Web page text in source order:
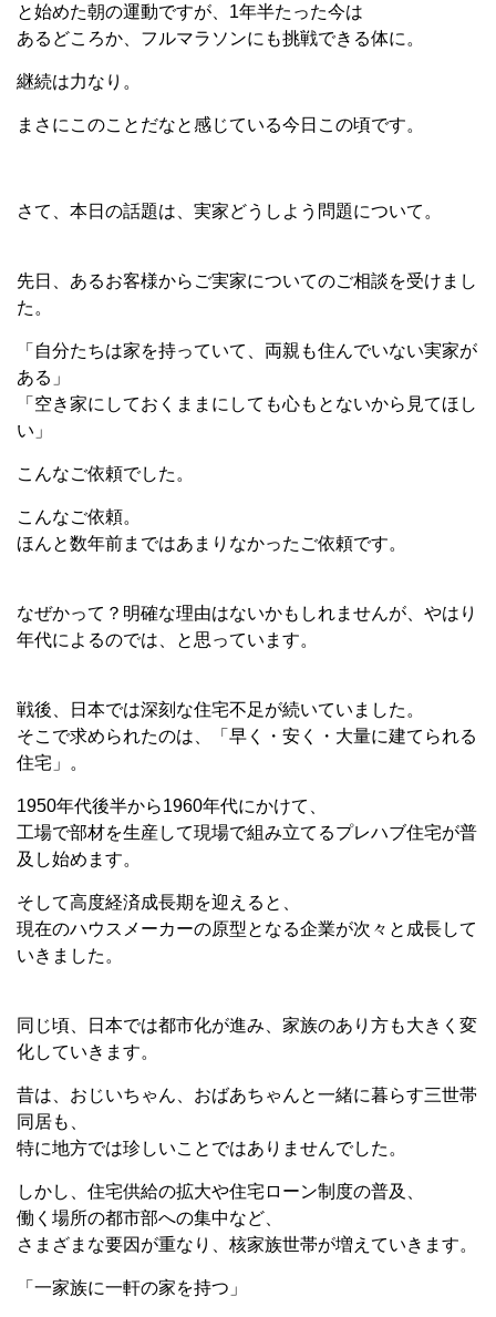
と始めた朝の運動ですが、1年半たった今は
あるどころか、フルマラソンにも挑戦できる体に。
継続は力なり。
まさにこのことだなと感じている今日この頃です。
さて、本日の話題は、実家どうしよう問題について。
先日、あるお客様からご実家についてのご相談を受けまし
た。
「自分たちは家を持っていて、両親も住んでいない実家が
ある」
「空き家にしておくままにしても心もとないから見てほし
い」
こんなご依頼でした。
こんなご依頼。
ほんと数年前まではあまりなかったご依頼です。
なぜかって？明確な理由はないかもしれませんが、やはり
年代によるのでは、と思っています。
戦後、日本では深刻な住宅不足が続いていました。
そこで求められたのは、「早く・安く・大量に建てられる
住宅」。
1950年代後半から1960年代にかけて、
工場で部材を生産して現場で組み立てるプレハブ住宅が普
及し始めます。
そして高度経済成長期を迎えると、
現在のハウスメーカーの原型となる企業が次々と成長して
いきました。
同じ頃、日本では都市化が進み、家族のあり方も大きく変
化していきます。
昔は、おじいちゃん、おばあちゃんと一緒に暮らす三世帯
同居も、
特に地方では珍しいことではありませんでした。
しかし、住宅供給の拡大や住宅ローン制度の普及、
働く場所の都市部への集中など、
さまざまな要因が重なり、核家族世帯が増えていきます。
「一家族に一軒の家を持つ」